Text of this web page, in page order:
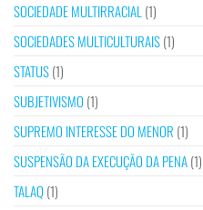
SOCIEDADE MULTIRRACIAL (1)
SOCIEDADES MULTICULTURAIS(1)
STATUS(1)
SUBJETIVISMO (1)
SUPREMO INTERESSE DO MENOR (1)
SUSPENSÃO DA EXECUÇÃO DA PENA(1)
TALAQ(1)